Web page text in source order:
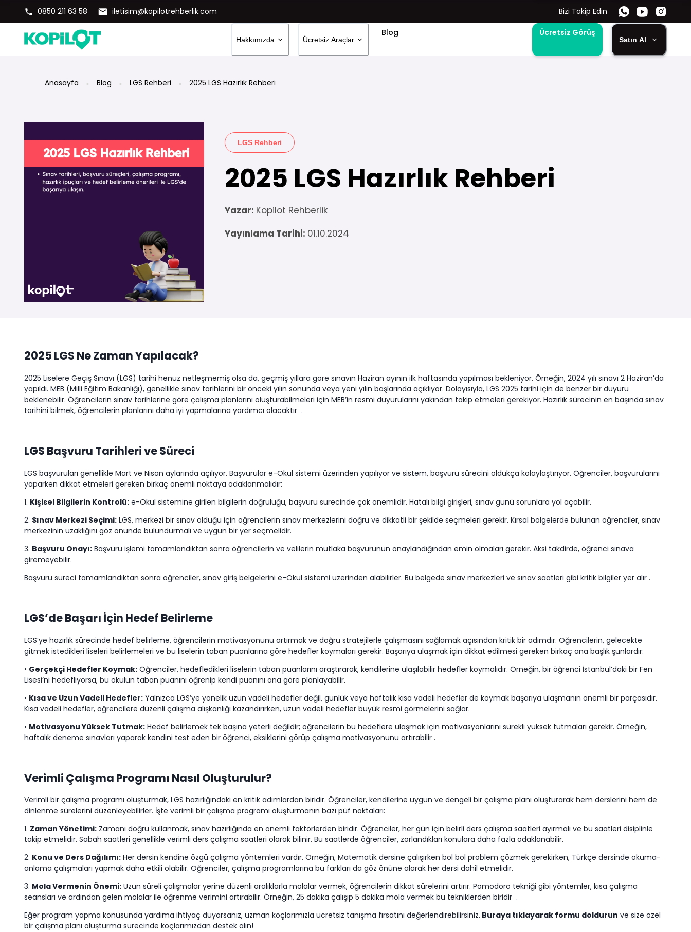
0850 211 63 58 iletisim@kopilotrehberlik.com Bizi Takip Edin
Hakkımızda Ücretsiz Araçlar
Blog Ücretsiz Görüş
Satın Al
Anasayfa Blog LGS Rehberi 2025 LGS Hazırlık Rehberi
LGS Rehberi
2025 LGS Hazırlık Rehberi
Yazar: Kopilot Rehberlik
Yayınlama Tarihi: 01.10.2024
2025 LGS Ne Zaman Yapılacak?
2025 Liselere Geçiş Sınavı (LGS) tarihi henüz netleşmemiş olsa da, geçmiş yıllara göre sınavın Haziran ayının ilk haftasında yapılması bekleniyor. Örneğin, 2024 yılı sınavı 2 Haziran’da
yapıldı. MEB (Milli Eğitim Bakanlığı), genellikle sınav tarihlerini bir önceki yılın sonunda veya yeni yılın başlarında açıklıyor. Dolayısıyla, LGS 2025 tarihi için de benzer bir duyuru
beklenebilir. Öğrencilerin sınav tarihlerine göre çalışma planlarını oluşturabilmeleri için MEB’in resmi duyurularını yakından takip etmeleri gerekiyor. Hazırlık sürecinin en başında sınav
tarihini bilmek, öğrencilerin planlarını daha iyi yapmalarına yardımcı olacaktır .
LGS Başvuru Tarihleri ve Süreci
LGS başvuruları genellikle Mart ve Nisan aylarında açılıyor. Başvurular e-Okul sistemi üzerinden yapılıyor ve sistem, başvuru sürecini oldukça kolaylaştırıyor. Öğrenciler, başvurularını
yaparken dikkat etmeleri gereken birkaç önemli noktaya odaklanmalıdır:
1. Kişisel Bilgilerin Kontrolü: e-Okul sistemine girilen bilgilerin doğruluğu, başvuru sürecinde çok önemlidir. Hatalı bilgi girişleri, sınav günü sorunlara yol açabilir.
2. Sınav Merkezi Seçimi: LGS, merkezi bir sınav olduğu için öğrencilerin sınav merkezlerini doğru ve dikkatli bir şekilde seçmeleri gerekir. Kırsal bölgelerde bulunan öğrenciler, sınav
merkezinin uzaklığını göz önünde bulundurmalı ve uygun bir yer seçmelidir.
3. Başvuru Onayı: Başvuru işlemi tamamlandıktan sonra öğrencilerin ve velilerin mutlaka başvurunun onaylandığından emin olmaları gerekir. Aksi takdirde, öğrenci sınava
giremeyebilir.
Başvuru süreci tamamlandıktan sonra öğrenciler, sınav giriş belgelerini e-Okul sistemi üzerinden alabilirler. Bu belgede sınav merkezleri ve sınav saatleri gibi kritik bilgiler yer alır .
LGS’de Başarı İçin Hedef Belirleme
LGS’ye hazırlık sürecinde hedef belirleme, öğrencilerin motivasyonunu artırmak ve doğru stratejilerle çalışmasını sağlamak açısından kritik bir adımdır. Öğrencilerin, gelecekte
gitmek istedikleri liseleri belirlemeleri ve bu liselerin taban puanlarına göre hedefler koymaları gerekir. Başarıya ulaşmak için dikkat edilmesi gereken birkaç ana başlık şunlardır:
• Gerçekçi Hedefler Koymak: Öğrenciler, hedefledikleri liselerin taban puanlarını araştırarak, kendilerine ulaşılabilir hedefler koymalıdır. Örneğin, bir öğrenci İstanbul’daki bir Fen
Lisesi’ni hedefliyorsa, bu okulun taban puanını öğrenip kendi puanını ona göre planlayabilir.
• Kısa ve Uzun Vadeli Hedefler: Yalnızca LGS’ye yönelik uzun vadeli hedefler değil, günlük veya haftalık kısa vadeli hedefler de koymak başarıya ulaşmanın önemli bir parçasıdır.
Kısa vadeli hedefler, öğrencilere düzenli çalışma alışkanlığı kazandırırken, uzun vadeli hedefler büyük resmi görmelerini sağlar.
• Motivasyonu Yüksek Tutmak: Hedef belirlemek tek başına yeterli değildir; öğrencilerin bu hedeflere ulaşmak için motivasyonlarını sürekli yüksek tutmaları gerekir. Örneğin,
haftalık deneme sınavları yaparak kendini test eden bir öğrenci, eksiklerini görüp çalışma motivasyonunu artırabilir .
Verimli Çalışma Programı Nasıl Oluşturulur?
Verimli bir çalışma programı oluşturmak, LGS hazırlığındaki en kritik adımlardan biridir. Öğrenciler, kendilerine uygun ve dengeli bir çalışma planı oluşturarak hem derslerini hem de
dinlenme sürelerini düzenleyebilirler. İşte verimli bir çalışma programı oluşturmanın bazı püf noktaları:
1. Zaman Yönetimi: Zamanı doğru kullanmak, sınav hazırlığında en önemli faktörlerden biridir. Öğrenciler, her gün için belirli ders çalışma saatleri ayırmalı ve bu saatleri disiplinle
takip etmelidir. Sabah saatleri genellikle verimli ders çalışma saatleri olarak bilinir. Bu saatlerde öğrenciler, zorlandıkları konulara daha fazla odaklanabilir.
2. Konu ve Ders Dağılımı: Her dersin kendine özgü çalışma yöntemleri vardır. Örneğin, Matematik dersine çalışırken bol bol problem çözmek gerekirken, Türkçe dersinde okuma-
anlama çalışmaları yapmak daha etkili olabilir. Öğrenciler, çalışma programlarına bu farkları da göz önüne alarak her dersi dahil etmelidir.
3. Mola Vermenin Önemi: Uzun süreli çalışmalar yerine düzenli aralıklarla molalar vermek, öğrencilerin dikkat sürelerini artırır. Pomodoro tekniği gibi yöntemler, kısa çalışma
seansları ve ardından gelen molalar ile öğrenme verimini artırabilir. Örneğin, 25 dakika çalışıp 5 dakika mola vermek bu tekniklerden biridir .
Eğer program yapma konusunda yardıma ihtiyaç duyarsanız, uzman koçlarımızla ücretsiz tanışma fırsatını değerlendirebilirsiniz. Buraya tıklayarak formu doldurun ve size özel
bir çalışma planı oluşturma sürecinde koçlarımızdan destek alın!